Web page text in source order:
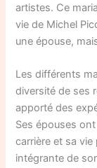
artistes. Ce
vie de Michel
une épouse,
Les différents
diversité de ses
apporté des
Ses épouses
carrière et sa
intégrante de